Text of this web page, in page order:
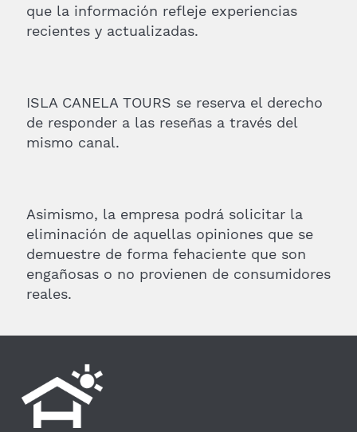
que la información refleje experiencias
recientes y actualizadas.
ISLA CANELA TOURS se reserva el derecho
de responder a las reseñas a través del
mismo canal.
Asimismo, la empresa podrá solicitar la
eliminación de aquellas opiniones que se
demuestre de forma fehaciente que son
engañosas o no provienen de consumidores
reales.